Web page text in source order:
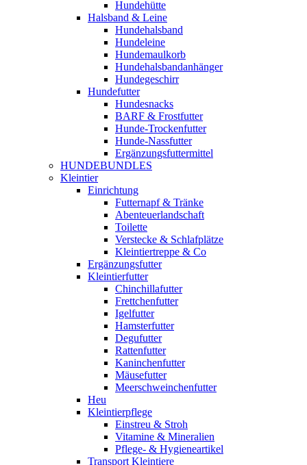
Hundehütte
Halsband & Leine
Hundehalsband
Hundeleine
Hundemaulkorb
Hundehalsbandanhänger
Hundegeschirr
Hundefutter
Hundesnacks
BARF & Frostfutter
Hunde-Trockenfutter
Hunde-Nassfutter
Ergänzungsfuttermittel
HUNDEBUNDLES
Kleintier
Einrichtung
Futternapf & Tränke
Abenteuerlandschaft
Toilette
Verstecke & Schlafplätze
Kleintiertreppe & Co
Ergänzungsfutter
Kleintierfutter
Chinchillafutter
Frettchenfutter
Igelfutter
Hamsterfutter
Degufutter
Rattenfutter
Kaninchenfutter
Mäusefutter
Meerschweinchenfutter
Heu
Kleintierpflege
Einstreu & Stroh
Vitamine & Mineralien
Pflege- & Hygieneartikel
Transport Kleintiere